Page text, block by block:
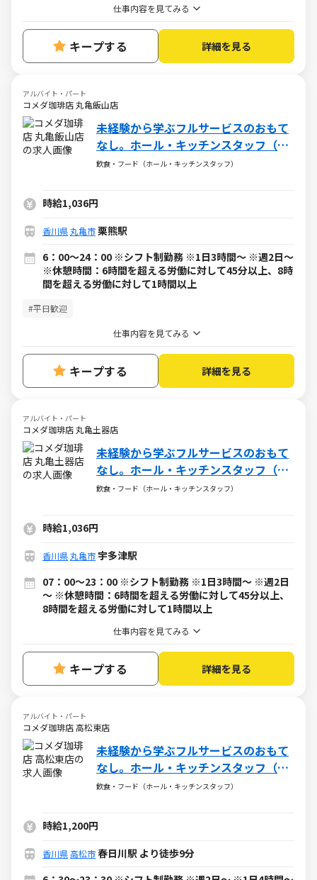
仕事内容を見てみる
キープする 詳細を見る
アルバイト・パート
コメダ珈琲店 丸亀飯山店
未経験から学ぶフルサービスのおもて
なし。ホール・キッチンスタッフ（ア
ルバイト・パート）求人
飲食・フード（ホール・キッチンスタッフ）
時給1,036円
香川県丸亀市栗熊駅
6：00～24：00 ※シフト制勤務 ※1日3時間～ ※週2日～
※休憩時間：6時間を超える労働に対して45分以上、8時
間を超える労働に対して1時間以上
#平日歓迎
仕事内容を見てみる
キープする 詳細を見る
アルバイト・パート
コメダ珈琲店 丸亀土器店
未経験から学ぶフルサービスのおもて
なし。ホール・キッチンスタッフ（ア
ルバイト・パート）求人
飲食・フード（ホール・キッチンスタッフ）
時給1,036円
香川県丸亀市 宇多津駅
07：00～23：00 ※シフト制勤務 ※1日3時間～ ※週2日
～ ※休憩時間：6時間を超える労働に対して45分以上、
8時間を超える労働に対して1時間以上
仕事内容を見てみる
キープする 詳細を見る
アルバイト・パート
コメダ珈琲店 高松東店
未経験から学ぶフルサービスのおもて
なし。ホール・キッチンスタッフ（ア
ルバイト・パート）求人
飲食・フード（ホール・キッチンスタッフ）
時給1,200円
香川県高松市春日川駅 より徒歩9分